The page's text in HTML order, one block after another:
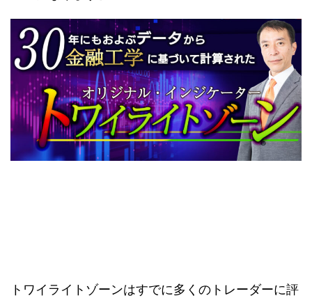
トワイライトゾーンはすでに多くのトレーダーに評